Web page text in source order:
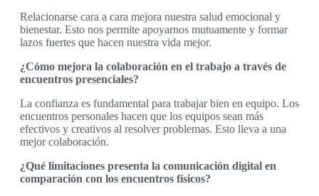
Relacionarse cara a cara mejora nuestra salud emocional y
bienestar. Esto nos permite apoyarnos mutuamente y formar
lazos fuertes que hacen nuestra vida mejor.
¿Cómo mejora la colaboración en el trabajo a través de
encuentros presenciales?
La confianza es fundamental para trabajar bien en equipo. Los
encuentros personales hacen que los equipos sean más
efectivos y creativos al resolver problemas. Esto lleva a una
mejor colaboración.
¿Qué limitaciones presenta la comunicación digital en
comparación con los encuentros físicos?